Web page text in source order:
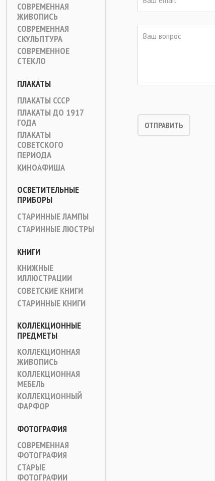
СОВРЕМЕННАЯ
ЖИВОПИСЬ
СОВРЕМЕННАЯ
СКУЛЬПТУРА
СОВРЕМЕННОЕ
СТЕКЛО
ПЛАКАТЫ
ПЛАКАТЫ СССР
ПЛАКАТЫ ДО 1917
ГОДА
ПЛАКАТЫ
СОВЕТСКОГО
ПЕРИОДА
КИНОАФИША
ОСВЕТИТЕЛЬНЫЕ
ПРИБОРЫ
СТАРИННЫЕ ЛАМПЫ
СТАРИННЫЕ ЛЮСТРЫ
КНИГИ
КНИЖНЫЕ
ИЛЛЮСТРАЦИИ
СОВЕТСКИЕ КНИГИ
СТАРИННЫЕ КНИГИ
КОЛЛЕКЦИОННЫЕ
ПРЕДМЕТЫ
КОЛЛЕКЦИОННАЯ
ЖИВОПИСЬ
КОЛЛЕКЦИОННАЯ
МЕБЕЛЬ
КОЛЛЕКЦИОННЫЙ
ФАРФОР
ФОТОГРАФИЯ
СОВРЕМЕННАЯ
ФОТОГРАФИЯ
СТАРЫЕ
ФОТОГРАФИИ